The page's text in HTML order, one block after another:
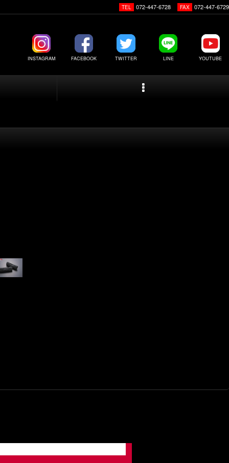
TEL 072-447-6728 FAX 072-447-6729
INSTAGRAM FACEBOOK TWITTER LINE YOUTUBE